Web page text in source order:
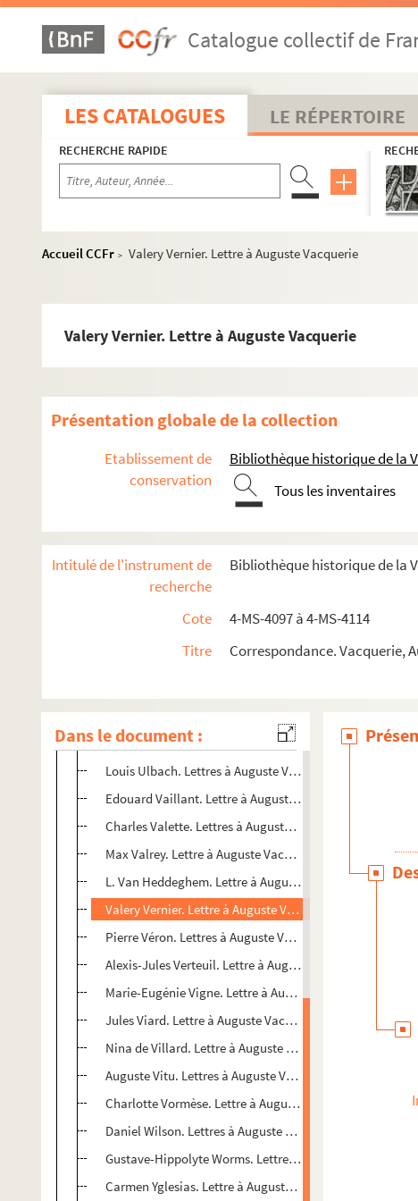
Catalogue collectif de
LES CATALOGUES LE RÉPERTOIRE
RECHERCHE RAPIDE
Accueil CCFr > Valery Vernier. Lettre à Auguste Vacquerie
Valery Vernier. Lettre à Auguste Vacquerie
Présentation globale de la collection
Etablissement de
conservation
Bibliothèque historique de la
Tous les inventaires
Intitulé de l'instrument de
recherche
Bibliothèque historique de la
Cote
4-MS-4097 à 4-MS-4114
Titre
Correspondance. Vacquerie,
Dans le document :
Lettres à Auguste Vacquerie
4-MS-4098. B
4-MS-4099. C
4-MS-4100. D
4-MS-4102. G
4-MS-4103. H-K
4-MS-4105. M-O
Eugénie Second-Weber. Lettres à Auguste Vacquerie
C. Thiel. Lettre à Auguste Vacquerie
Louis Ulbach. Lettres à Auguste Vacquerie
Edouard Vaillant. Lettre à Auguste Vacquerie
Charles Valette. Lettres à Auguste Vacquerie
Max Valrey. Lettre à Auguste Vacquerie
L. Van Heddeghem. Lettre à Auguste Vacquerie
Valery Vernier. Lettre à Auguste Vacquerie
Pierre Véron. Lettres à Auguste Vacquerie
Alexis-Jules Verteuil. Lettre à Auguste Vacquerie
Marie-Eugénie Vigne. Lettre à Auguste Vacquerie
Jules Viard. Lettre à Auguste Vacquerie
Nina de Villard. Lettre à Auguste Vacquerie
Auguste Vitu. Lettres à Auguste Vacquerie
Charlotte Vormèse. Lettre à Auguste Vacquerie
Daniel Wilson. Lettres à Auguste Vacquerie
Gustave-Hippolyte Worms. Lettres à Auguste Vacquerie
Carmen Yglesias. Lettre à Auguste Vacquerie